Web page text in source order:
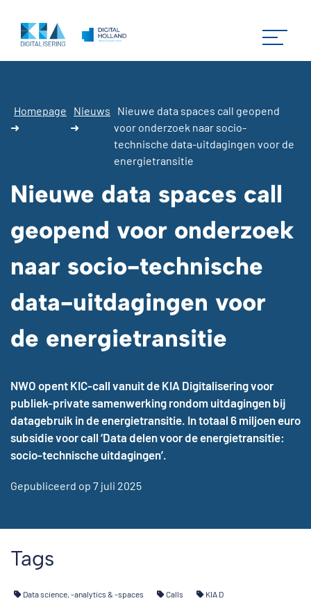
Homepage
➜
Nieuws
➜
Nieuwe data spaces call geopend
voor onderzoek naar socio-
technische data-uitdagingen voor de
energietransitie
Nieuwe data spaces call
geopend voor onderzoek
naar socio-technische
data-uitdagingen voor
de energietransitie
NWO opent KIC-call vanuit de KIA Digitalisering voor
publiek-private samenwerking rondom uitdagingen bij
datagebruik in de energietransitie. In totaal 6 miljoen euro
subsidie voor call ‘Data delen voor de energietransitie:
socio-technische uitdagingen’.
Gepubliceerd op 7 juli 2025
Tags
Data science, -analytics & -spaces Calls KIA D